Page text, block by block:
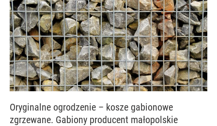
Oryginalne ogrodzenie – kosze gabionowe
zgrzewane. Gabiony producent małopolskie